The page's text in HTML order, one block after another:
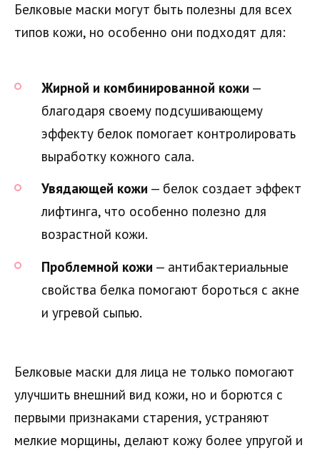
Белковые маски могут быть полезны для всех
типов кожи, но особенно они подходят для:
Жирной и комбинированной кожи —
благодаря своему подсушивающему
эффекту белок помогает контролировать
выработку кожного сала.
Увядающей кожи — белок создает эффект
лифтинга, что особенно полезно для
возрастной кожи.
Проблемной кожи — антибактериальные
свойства белка помогают бороться с акне
и угревой сыпью.
Белковые маски для лица не только помогают
улучшить внешний вид кожи, но и борются с
первыми признаками старения, устраняют
мелкие морщины, делают кожу более упругой и